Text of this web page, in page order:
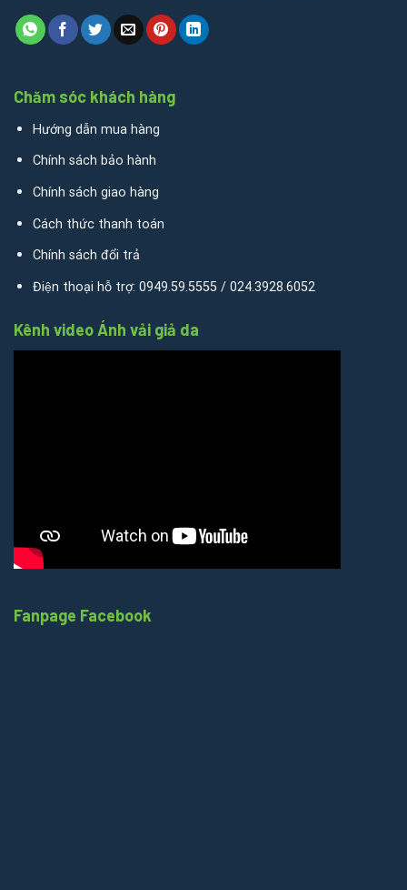
Chăm sóc khách hàng
Hướng dẫn mua hàng
Chính sách bảo hành
Chính sách giao hàng
Cách thức thanh toán
Chính sách đổi trả
Điện thoại hỗ trợ: 0949.59.5555 / 024.3928.6052
Kênh video Ánh vải giả da
Fanpage Facebook